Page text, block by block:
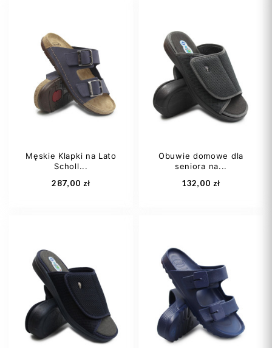
44 45
Dodaj do koszyka
42
43
44
45 +2
Dodaj do koszyka
Męskie Klapki na Lato
Scholl...
287,00 zł
44
46
Obuwie domowe dla
seniora na...
132,00 zł
43
45
46